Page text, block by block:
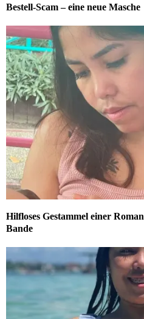
Bestell-Scam – eine neue Masche
Hilfloses Gestammel einer
Bande